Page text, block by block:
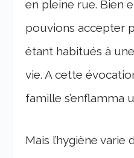
en pleine rue. Bien
pouvions accepter
étant habitués à
vie. A cette
famille s’enflamma
Mais l’hygiène varie